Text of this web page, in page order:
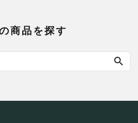
商品を探す
search